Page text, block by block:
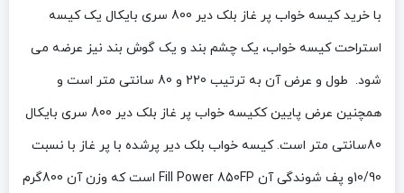
با خرید کیسه خواب پر غاز بلک دیر 800 سری بایکال یک کیسه
استراحت کیسه خواب، یک چشم بند و یک گوش بند نیز عرضه می
شود. طول و عرض آن به ترتیب 220 و 80 سانتی متر است و
همچنین عرض پایین ککیسه خواب پر غاز بلک دیر 800 سری بایکال
80سانتی متر است. کیسه خواب بلک دیر پرشده با پر غاز با نسبت
10/90و پف شوندگی آن Fill Power 850FP است که وزن آن 800گرم